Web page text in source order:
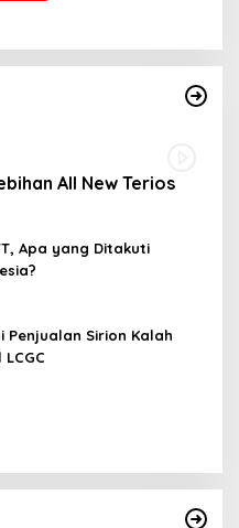
All New Terios
Apa yang Ditakuti
Penjualan Sirion Kalah